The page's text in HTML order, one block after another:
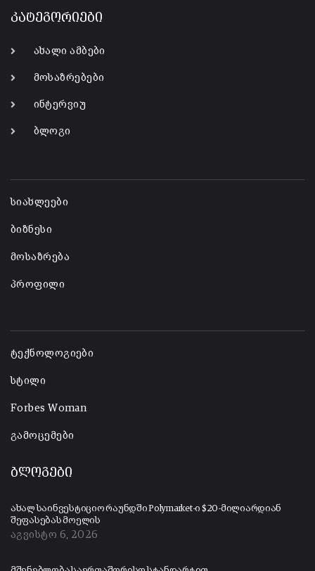
კატეგორიები
ახალი ამბები
მოსაზრებები
ინტერვიუ
ბლოგი
სიახლეები
ბიზნესი
მოსაზრება
პროფილი
ტექნოლოგიები
სტილი
Forbes Woman
გამოცემები
ბლოგები
ახალ საინვესტიციო რაუნდში Polymarket-ი $20-მილიარდიან
შეფასებას მოელის
აგვისტო 6, 2026